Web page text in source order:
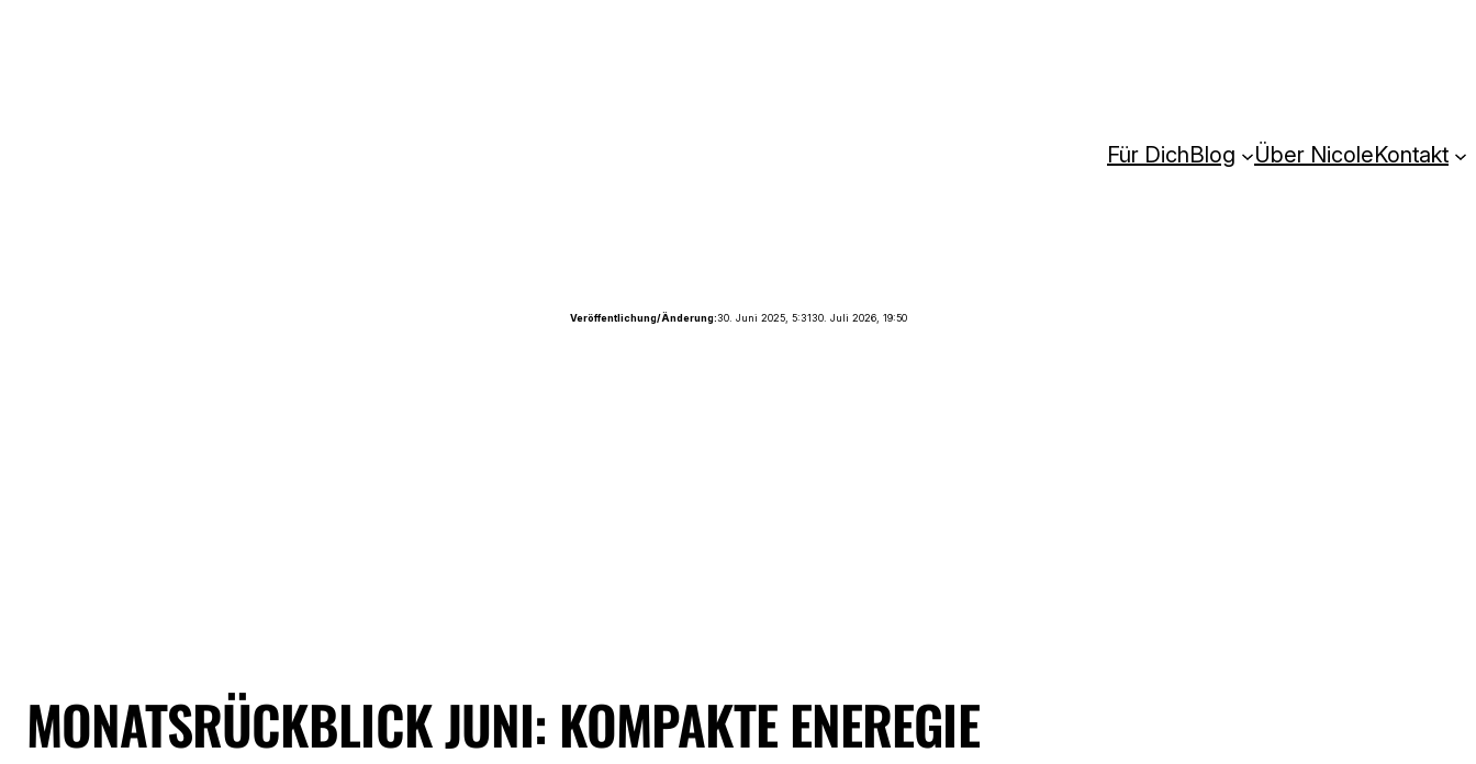
Für DichBlog Über NicoleKontakt
Veröffentlichung/Änderung:30. Juni 2025, 5:3130. Juli 2026, 19:50
MONATSRÜCKBLICK JUNI: KOMPAKTE ENEREGIE